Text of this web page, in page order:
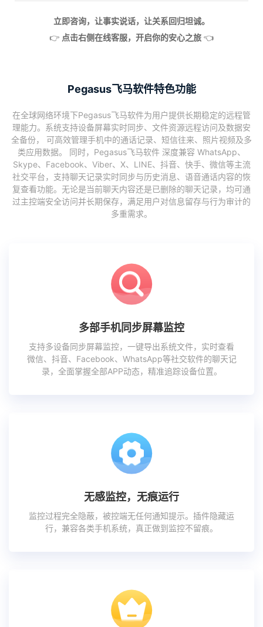
立即咨询，让事实说话，让关系回归坦诚。
👉 点击右侧在线客服，开启你的安心之旅 👈
Pegasus飞马软件特色功能
在全球网络环境下Pegasus飞马软件为用户提供长期稳定的远程管
理能力。系统支持设备屏幕实时同步、文件资源远程访问及数据安
全备份， 可高效管理手机中的通话记录、短信往来、照片视频及多
类应用数据。 同时，Pegasus飞马软件 深度兼容 WhatsApp、
Skype、Facebook、Viber、X、LINE、抖音、快手、微信等主流
社交平台，支持聊天记录实时同步与历史消息、语音通话内容的恢
复查看功能。无论是当前聊天内容还是已删除的聊天记录，均可通
过主控端安全访问并长期保存，满足用户对信息留存与行为审计的
多重需求。
多部手机同步屏幕监控
支持多设备同步屏幕监控，一键导出系统文件，实时查看
微信、抖音、Facebook、WhatsApp等社交软件的聊天记
录，全面掌握全部APP动态，精准追踪设备位置。
无感监控，无痕运行
监控过程完全隐蔽，被控端无任何通知提示。插件隐藏运
行，兼容各类手机系统，真正做到监控不留痕。